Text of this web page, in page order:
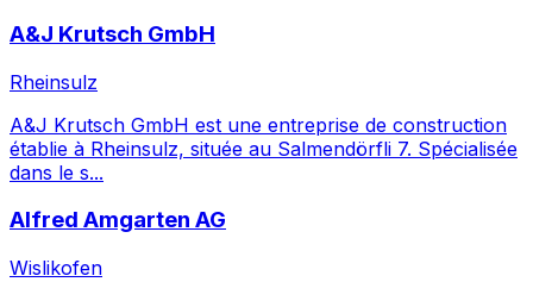
A&J Krutsch GmbH
Rheinsulz
A&J Krutsch GmbH est une entreprise de construction
établie à Rheinsulz, située au Salmendörfli 7. Spécialisée
dans le s...
Alfred Amgarten AG
Wislikofen